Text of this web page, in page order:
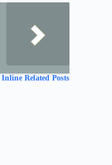
Inline Related Posts